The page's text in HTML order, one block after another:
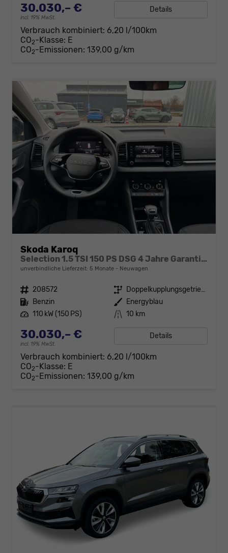
30.030,– €
incl. 19% MwSt.
Details
Verbrauch kombiniert: 6,20 l/100km
CO2-Klasse: E
CO2-Emissionen: 139,00 g/km
Skoda Karoq
Selection 1.5 TSI 150 PS DSG 4 Jahre Garantie-Keyless Start-AppleCarPlay-AndroidAuto-Sunset-Tempomat-2-Zonen-Klima-16''Alu
unverbindliche Lieferzeit: 5 Monate Neuwagen
Fahrzeugnr. 208572 Getriebe
Doppelkupplungsgetriebe (DSG)
Kraftstoff Benzin Außenfarbe Energyblau
Leistung 110 kW (150 PS) Kilometerstand 10 km
30.030,– €
incl. 19% MwSt.
Details
Verbrauch kombiniert: 6,20 l/100km
CO2-Klasse: E
CO2-Emissionen: 139,00 g/km